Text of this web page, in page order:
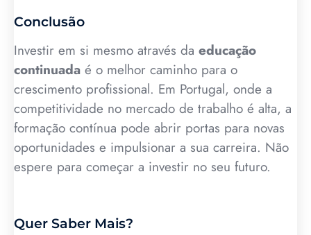
Conclusão
Investir em si mesmo através da educação
continuada é o melhor caminho para o
crescimento profissional. Em Portugal, onde a
competitividade no mercado de trabalho é alta, a
formação contínua pode abrir portas para novas
oportunidades e impulsionar a sua carreira. Não
espere para começar a investir no seu futuro.
Quer Saber Mais?